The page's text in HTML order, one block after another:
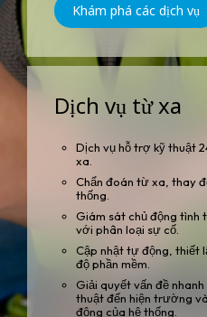
Khám phá các dịch vụ
Dịch vụ từ xa
Dịch vụ hỗ trợ kỹ thuật
xa.
Chẩn đoán từ xa, thay
thống.
Giám sát chủ động tình
với phân loại sự cố.
Cập nhật tự động, thiết
độ phần mềm.
Giải quyết vấn đề
thuật đến hiện trường
động của hệ thống.